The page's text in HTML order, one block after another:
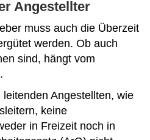
Angestellter
muss auch die Überzeit
werden. Ob auch
sind, hängt vom
Angestellten, wie
keine
in Freizeit noch in